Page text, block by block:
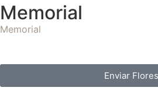
Memorial
Memorial
Enviar Flores